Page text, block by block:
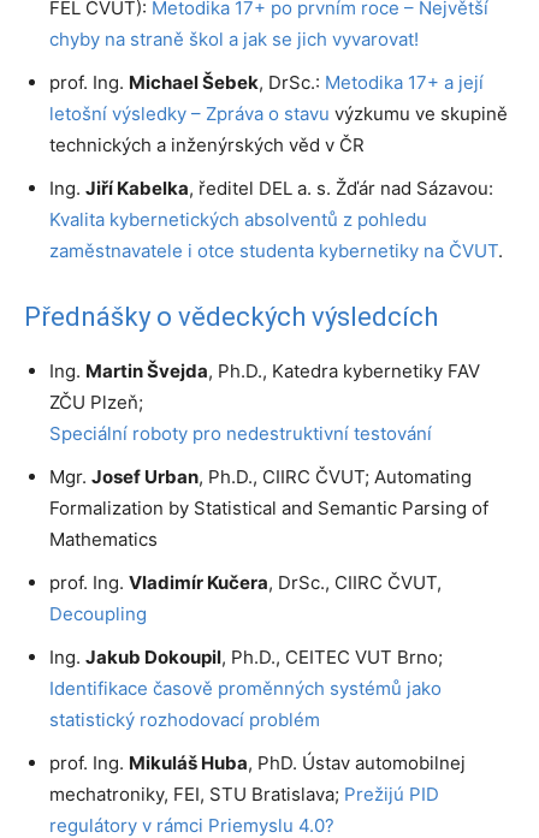
FEL ČVUT): Metodika 17+ po prvním roce – Největší
chyby na straně škol a jak se jich vyvarovat!
prof. Ing. Michael Šebek, DrSc.: Metodika 17+ a její
letošní výsledky – Zpráva o stavu výzkumu ve skupině
technických a inženýrských věd v ČR
Ing. Jiří Kabelka, ředitel DEL a. s. Žďár nad Sázavou:
Kvalita kybernetických absolventů z pohledu
zaměstnavatele i otce studenta kybernetiky na ČVUT.
Přednášky o vědeckých výsledcích
Ing. Martin Švejda, Ph.D., Katedra kybernetiky FAV
ZČU Plzeň;
Speciální roboty pro nedestruktivní testování
Mgr. Josef Urban, Ph.D., CIIRC ČVUT; Automating
Formalization by Statistical and Semantic Parsing of
Mathematics
prof. Ing. Vladimír Kučera, DrSc., CIIRC ČVUT,
Decoupling
Ing. Jakub Dokoupil, Ph.D., CEITEC VUT Brno;
Identifikace časově proměnných systémů jako
statistický rozhodovací problém
prof. Ing. Mikuláš Huba, PhD. Ústav automobilnej
mechatroniky, FEI, STU Bratislava; Prežijú PID
regulátory v rámci Priemyslu 4.0?